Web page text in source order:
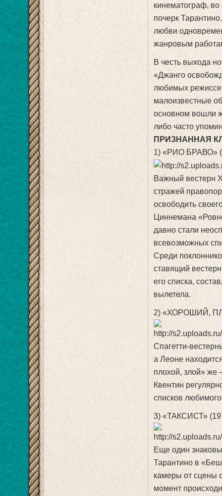
кинематограф,
почерк
любви
жанровым
В честь выхода
«Джанго
любимых
малоизвестные
основном вошли
либо часто
ПРИЗНАННАЯ
1) «РИО БРАВО»
Важный вестерн
стражей
освободить
Циннемана
давно стали
всевозможных
Среди
ставящий
его списка,
вылетела.
2) «ХОРОШИЙ,
Спагетти-
а Леоне
плохой, злой» же
Квентин
списков
3) «ТАКСИСТ»
Еще один
Тарантино в
камеры от сцены
момент